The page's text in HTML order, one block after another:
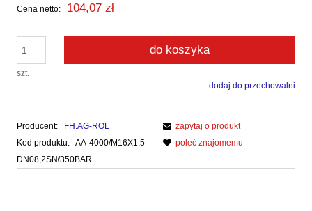
Cena netto: 104,07 zł
szt.
do koszyka
dodaj do przechowalni
Producent:
FH.AG-ROL
Kod produktu: AA-4000/M16X1,5
DN08,2SN/350BAR
zapytaj o produkt
poleć znajomemu